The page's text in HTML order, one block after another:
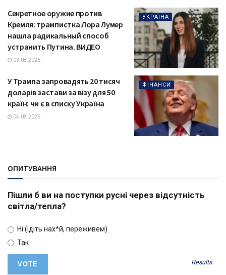
УКРАЇНА
Секретное оружие против
Кремля: трампистка Лора Лумер
нашла радикальный способ
устранить Путина. ВИДЕО
03.08.2026
ФІНАНСИ
У Трампа запровадять 20 тисяч
доларів застави за візу для 50
країн: чи є в списку Україна
04.08.2026
ОПИТУВАННЯ
Пішли б ви на поступки русні через відсутність
світла/тепла?
Ні (ідіть нах*й, переживем)
Так
Results